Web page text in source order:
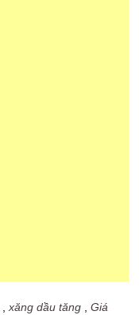
,xăng dầu tăng ,Giá